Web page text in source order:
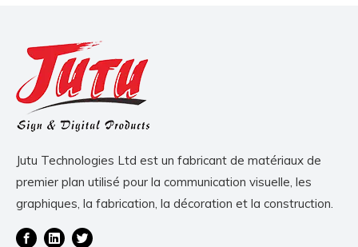
Jutu Technologies Ltd est un fabricant de matériaux de
premier plan utilisé pour la communication visuelle, les
graphiques, la fabrication, la décoration et la construction.